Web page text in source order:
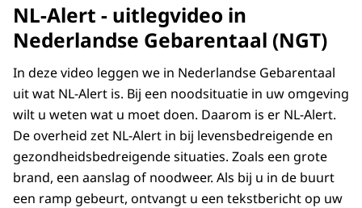
doof of slechthorend bent . Maar als je telefoon
bijvoorbeeld wat verder weg ligt, is de trilstand
niet altijd voldoende. Daarom ondersteunt de
NL-Alert app flitsmeldingen. Heb je dit ingesteld
op je mobiele telefoon? Dan geeft de NL-Alert
app automatisch lichtflitsen bij een melding. Zo
wordt het duidelijker dat je een NL-Alert
ontvangt. Je kan NL-Alerts van maximaal zeven
dagen geleden teruglezen in de app.
Alerts in gebarentaal te ontvangen. Er wordt
wel onderzocht of het mogelijk is om in de
toekomst NL-Alerts in gebarentaal te vertolken
in de app.
NL-Alert - uitlegvideo in
Nederlandse Gebarentaal (NGT)
In deze video leggen we in Nederlandse Gebarentaal
uit wat NL-Alert is. Bij een noodsituatie in uw omgeving
wilt u weten wat u moet doen. Daarom is er NL-Alert.
De overheid zet NL-Alert in bij levensbedreigende en
gezondheidsbedreigende situaties. Zoals een grote
brand, een aanslag of noodweer. Als bij u in de buurt
een ramp gebeurt, ontvangt u een tekstbericht op uw